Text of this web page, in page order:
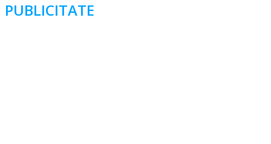
PUBLICITATE